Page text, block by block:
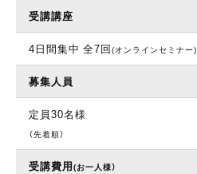
受講講座
4日間集中 全7回(オンラインセミナー)
募集人員
定員30名様
（先着順）
受講費用(お一人様）